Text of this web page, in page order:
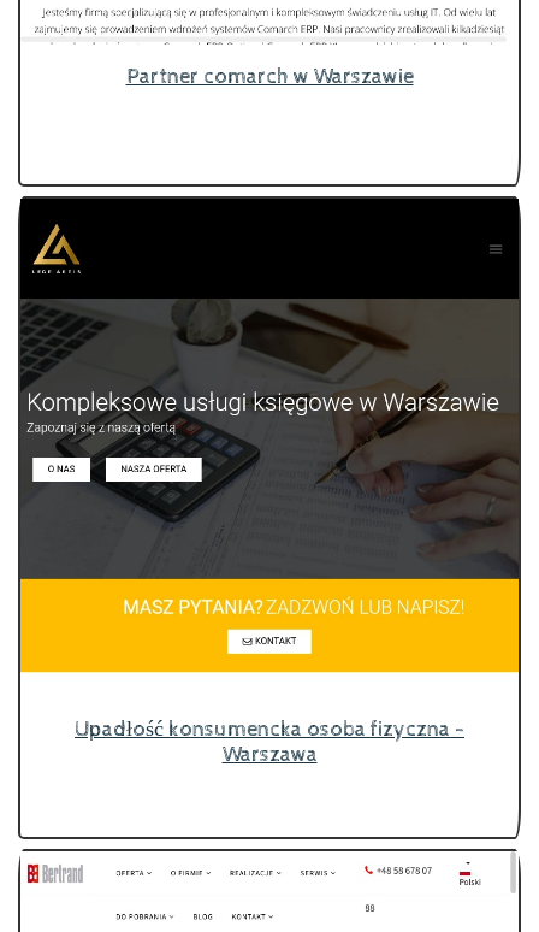
Partner comarch w Warszawie
Upadłość konsumencka osoba fizyczna -
Warszawa